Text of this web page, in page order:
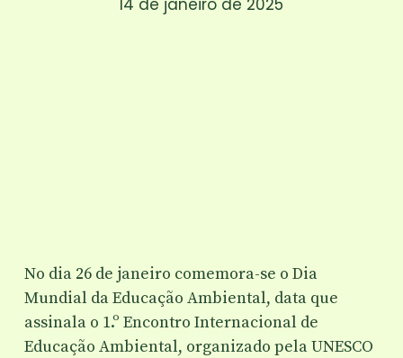
14 de janeiro de 2025
No dia 26 de janeiro comemora-se o Dia
Mundial da Educação Ambiental, data que
assinala o 1.º Encontro Internacional de
Educação Ambiental, organizado pela UNESCO